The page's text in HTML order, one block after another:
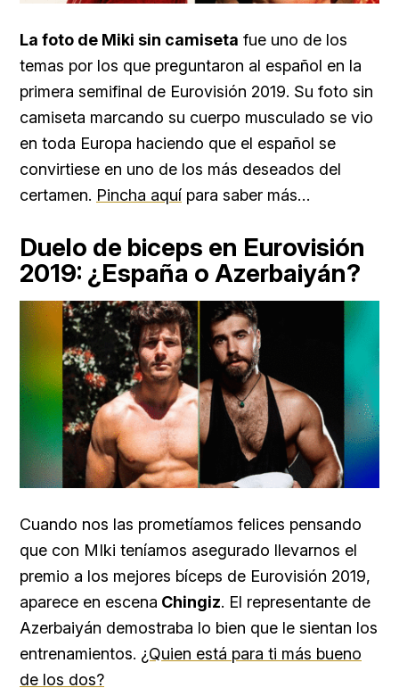
La foto de Miki sin camiseta fue uno de los
temas por los que preguntaron al español en la
primera semifinal de Eurovisión 2019. Su foto sin
camiseta marcando su cuerpo musculado se vio
en toda Europa haciendo que el español se
convirtiese en uno de los más deseados del
certamen. Pincha aquí para saber más…
Duelo de biceps en Eurovisión
2019: ¿España o Azerbaiyán?
Cuando nos las prometíamos felices pensando
que con MIki teníamos asegurado llevarnos el
premio a los mejores bíceps de Eurovisión 2019,
aparece en escena Chingiz. El representante de
Azerbaiyán demostraba lo bien que le sientan los
entrenamientos. ¿Quien está para ti más bueno
de los dos?